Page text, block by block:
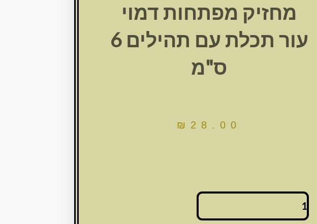
מחזיק מפתחות דמוי
עור תכלת עם תהילים 6
ס"מ
₪ 28.00
כמות
של
מחזיק